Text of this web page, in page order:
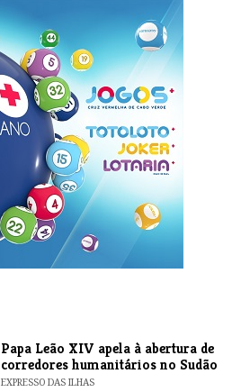
​Papa Leão XIV apela à abertura de
corredores humanitários no Sudão
EXPRESSO DAS ILHAS